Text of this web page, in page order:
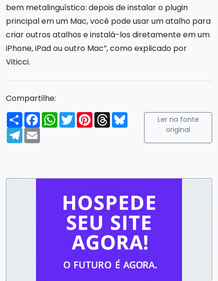
bem metalinguístico: depois de instalar o plugin
principal em um Mac, você pode usar um atalho para
criar outros atalhos e instalá-los diretamente em um
iPhone, iPad ou outro Mac”, como explicado por
Viticci.
Compartilhe:
Compartilhar
FacebookWhatsApp
TwitterPinterest
ThreadsBluesky
Telegram
Email
Ler na fonte
original